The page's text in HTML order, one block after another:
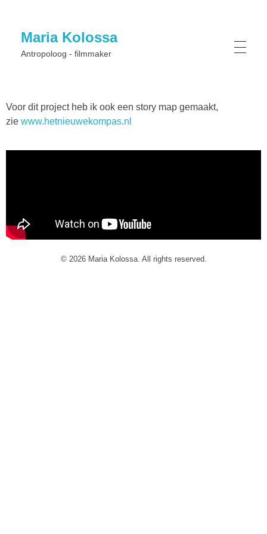
Maria Kolossa
Antropoloog - filmmaker
Voor dit project heb ik ook een story map gemaakt,
zie www.hetnieuwekompas.nl
© 2026 Maria Kolossa. All rights reserved.